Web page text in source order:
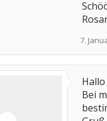
7.
Bei